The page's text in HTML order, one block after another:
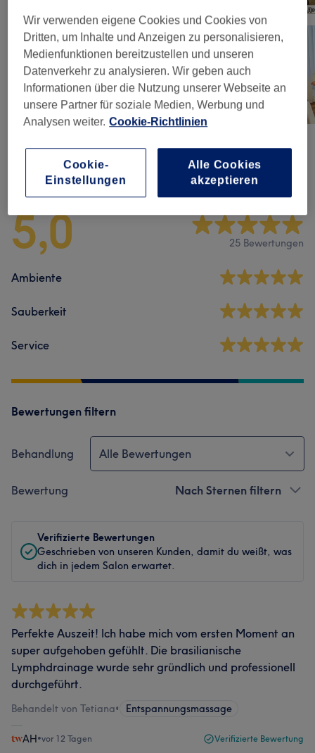
Salonbewertungen
5,0 25 Bewertungen
Ambiente
Sauberkeit
Service
Bewertungen filtern
Behandlung Alle Bewertungen
Bewertung Nach Sternen filtern
Verifizierte Bewertungen
Geschrieben von unseren Kunden, damit du weißt, was
dich in jedem Salon erwartet.
Perfekte Auszeit! Ich habe mich vom ersten Moment an
super aufgehoben gefühlt. Die brasilianische
Lymphdrainage wurde sehr gründlich und professionell
durchgeführt.
Behandelt von Tetiana• Entspannungsmassage
AH•vor 12 Tagen Verifizierte Bewertung
Wir verwenden eigene Cookies und Cookies von
Dritten, um Inhalte und Anzeigen zu personalisieren,
Medienfunktionen bereitzustellen und unseren
Datenverkehr zu analysieren. Wir geben auch
Informationen über die Nutzung unserer Webseite an
unsere Partner für soziale Medien, Werbung und
Analysen weiter. Cookie-Richtlinien
Cookie-
Einstellungen
Alle Cookies
akzeptieren